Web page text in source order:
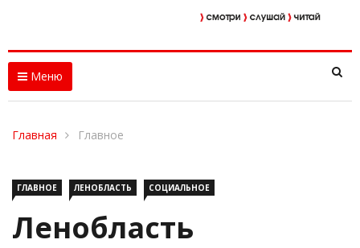
ГЛАВНОЕ ЛЕНОБЛАСТЬ СОЦИАЛЬНОЕ